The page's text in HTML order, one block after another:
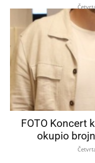
FOTO Koncert
okupio